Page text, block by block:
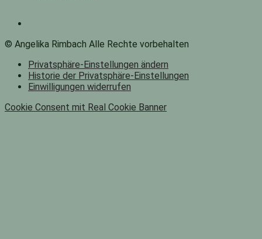
© Angelika Rimbach Alle Rechte vorbehalten
Privatsphäre-Einstellungen ändern
Historie der Privatsphäre-Einstellungen
Einwilligungen widerrufen
Cookie Consent mit Real Cookie Banner